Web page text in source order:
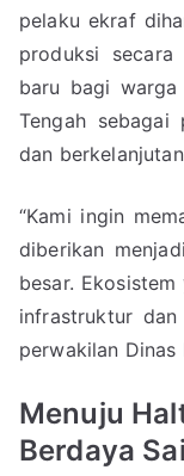
pelaku ekraf
produksi secara
baru bagi warga
Tengah
dan
“Kami ingin
diberikan
besar.
infrastruktur
perwakilan Dinas
Menuju
Berdaya